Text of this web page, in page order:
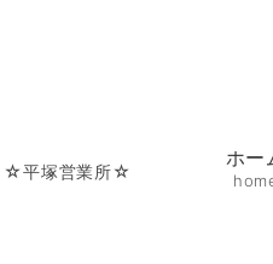
ホー
☆平塚営業所☆